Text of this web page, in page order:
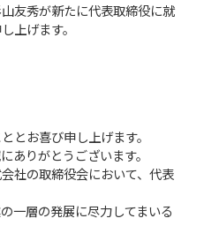
友秀が新たに代表取締役に就
上げます。
お喜び申し上げます。
ありがとうございます。
社の取締役会において、代表
一層の発展に尽力してまいる